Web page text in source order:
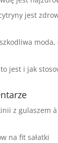
jest
moda,
jest i jak
z gulaszem
na fit sałatki